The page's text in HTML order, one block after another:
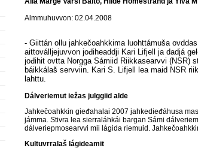
Almmuhuvvon: 02.04.2008
- Giittán ollu jahkečoahkkima luohttámuša
aittoválljejuvvon jođiheaddji Kari Lifjell ja dadjá
jođihit ovtta Norgga Sámiid Riikkasearvvi (NSR)
báikkálaš servviin. Kari S. Lifjell lea maid NSR
lahttu.
Dálveriemut iežas julggiid alde
Jahkečoahkkin gieđahalai 2007 jahkedieđáhusa
jámma. Stivra lea sierraláhkái bargan Sámi
dálveriepmosearvvi mii lágida riemuid.
Kultuvrralaš lágideamit